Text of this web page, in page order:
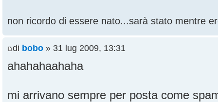
non ricordo di essere nato...sarà stato mentre
di bobo » 31 lug 2009, 13:31
ahahahaahaha
mi arrivano sempre per posta come